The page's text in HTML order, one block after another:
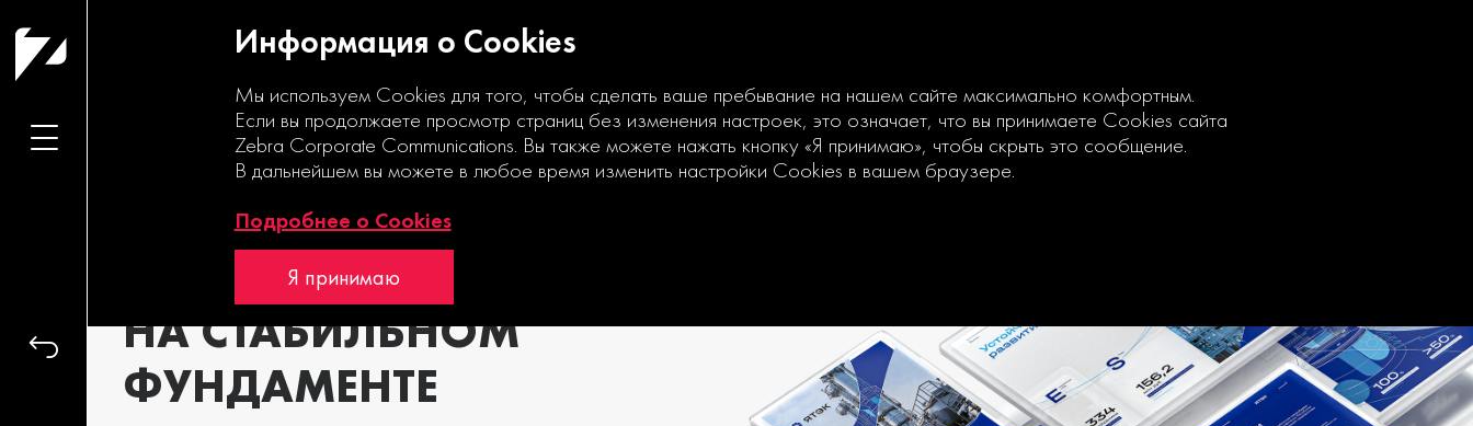
УСТОЙЧИВЫЙ
НА СТАБИЛЬНОМ
ФУНДАМЕНТЕ
Информация о Cookies
Мы используем Cookies для того, чтобы сделать ваше пребывание на нашем сайте максимально комфортным.
Если вы продолжаете просмотр страниц без изменения настроек, это означает, что вы принимаете Cookies сайта
Zebra Corporate Communications. Вы также можете нажать кнопку «Я принимаю», чтобы скрыть это сообщение.
В дальнейшем вы можете в любое время изменить настройки Cookies в вашем браузере.
Подробнее о Cookies
Я принимаю